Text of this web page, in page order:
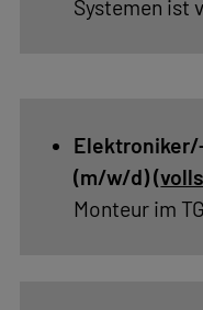
Intelligente
Gebäude
Vollzeit (
Systemen